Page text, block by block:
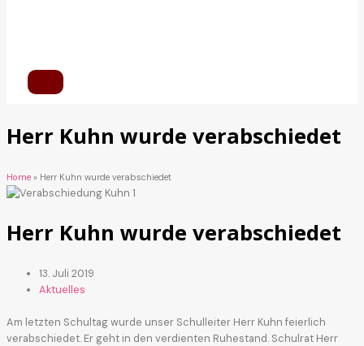
Herr Kuhn wurde verabschiedet
Home » Herr Kuhn wurde verabschiedet
Herr Kuhn wurde verabschiedet
13. Juli 2019
Aktuelles
Am letzten Schultag wurde unser Schulleiter Herr Kuhn feierlich
verabschiedet. Er geht in den verdienten Ruhestand. Schulrat Herr